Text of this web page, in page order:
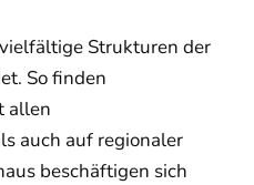
Strukturen der
So finden
allen
auch auf regionaler
beschäftigen sich